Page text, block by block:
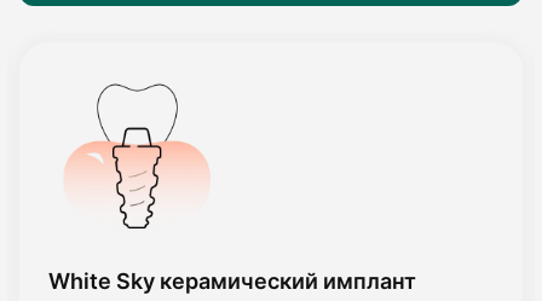
White Sky керамический имплант